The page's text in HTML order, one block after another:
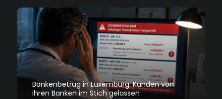
Bankenbetrug in Luxemburg: Kunden von
ihren Banken im Stich gelassen